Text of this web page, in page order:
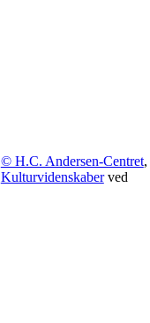
© H.C. Andersen-Centret,
Kulturvidenskaberved